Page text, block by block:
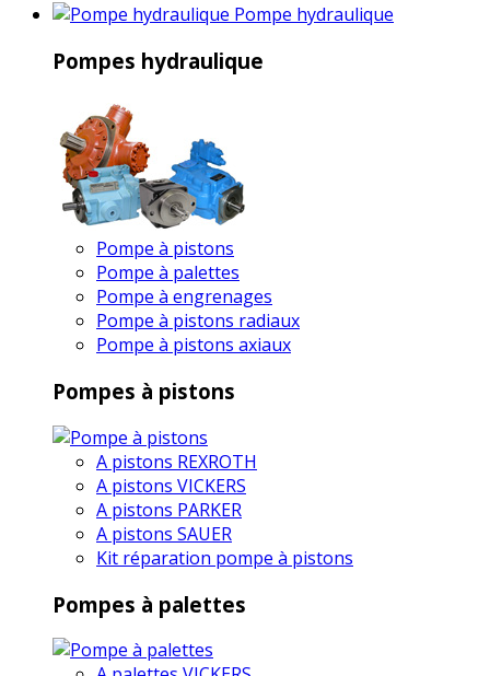
Pompe hydraulique
Pompes hydraulique
Pompe à pistons
Pompe à palettes
Pompe à engrenages
Pompe à pistons radiaux
Pompe à pistons axiaux
Pompes à pistons
A pistons REXROTH
A pistons VICKERS
A pistons PARKER
A pistons SAUER
Kit réparation pompe à pistons
Pompes à palettes